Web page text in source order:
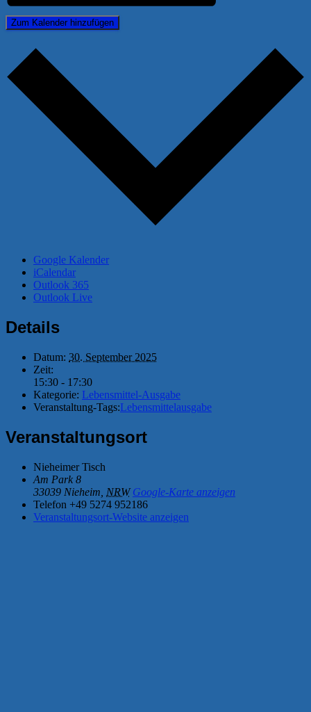
Zum Kalender hinzufügen
Google Kalender
iCalendar
Outlook 365
Outlook Live
Details
Datum: 30. September 2025
Zeit:
15:30 - 17:30
Kategorie: Lebensmittel-Ausgabe
Veranstaltung-Tags:Lebensmittelausgabe
Veranstaltungsort
Nieheimer Tisch
Am Park 8
33039 Nieheim NRW Google-Karte anzeigen
Telefon +49 5274 952186
Veranstaltungsort-Website anzeigen